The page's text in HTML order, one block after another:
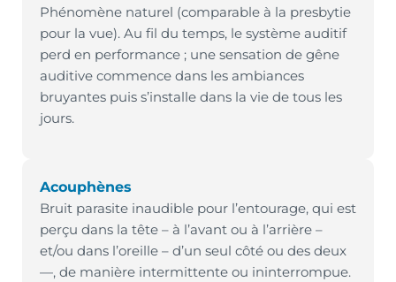
Phénomène naturel (comparable à la presbytie
pour la vue). Au fil du temps, le système auditif
perd en performance ; une sensation de gêne
auditive commence dans les ambiances
bruyantes puis s’installe dans la vie de tous les
jours.
Acouphènes
Bruit parasite inaudible pour l’entourage, qui est
perçu dans la tête – à l’avant ou à l’arrière –
et/ou dans l’oreille – d’un seul côté ou des deux
—, de manière intermittente ou ininterrompue.